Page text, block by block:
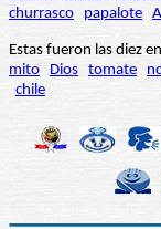
churrasco
papalote
Estas fueron las diez
mito
Dios tomate
chile